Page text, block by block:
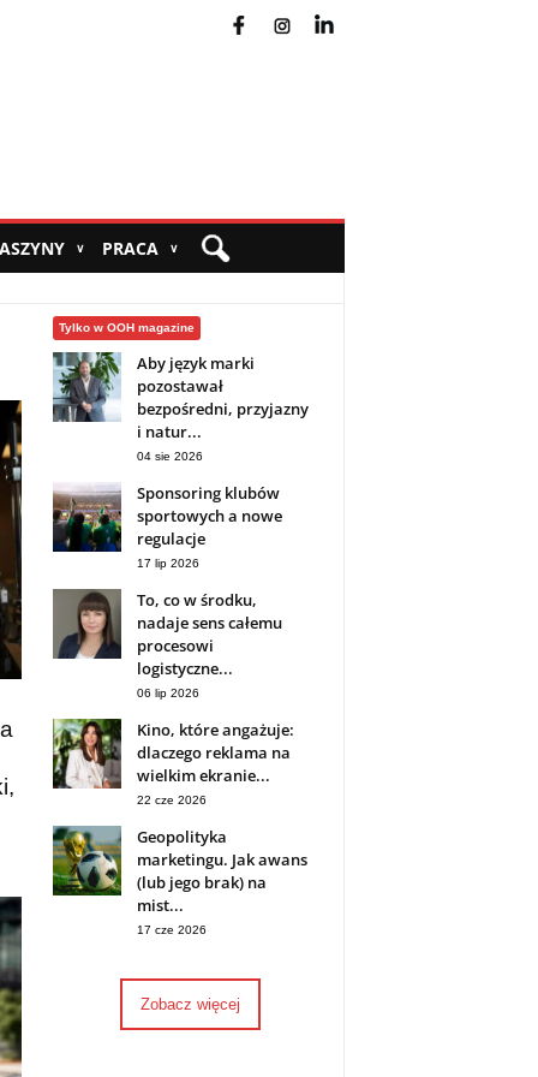
∨ PRACA ∨
Tylko w OOH magazine
Aby język marki
pozostawał
bezpośredni, przyjazny
i natur...
04 sie 2026
Sponsoring klubów
sportowych a nowe
regulacje
17 lip 2026
To, co w środku,
nadaje sens całemu
procesowi
logistyczne...
06 lip 2026
Kino, które angażuje:
dlaczego reklama na
wielkim ekranie...
22 cze 2026
Geopolityka
marketingu. Jak awans
(lub jego brak) na
mist...
17 cze 2026
Zobacz więcej